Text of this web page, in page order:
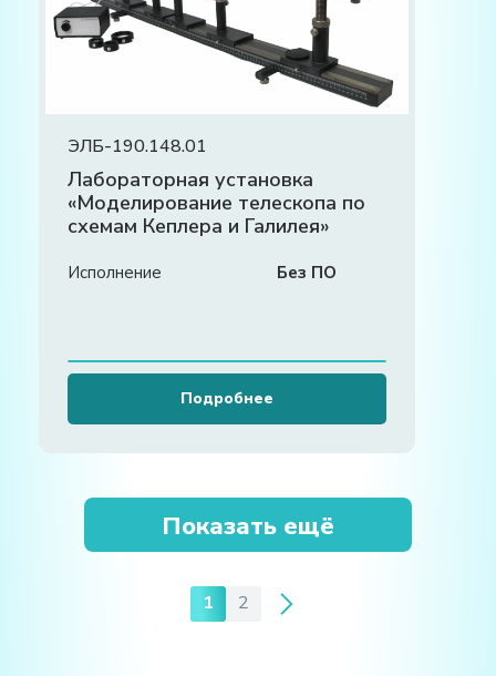
ЭЛБ-190.148.01
Лабораторная установка
«Моделирование телескопа по
схемам Кеплера и Галилея»
Исполнение Без ПО
Подробнее
Показать ещё
1 2